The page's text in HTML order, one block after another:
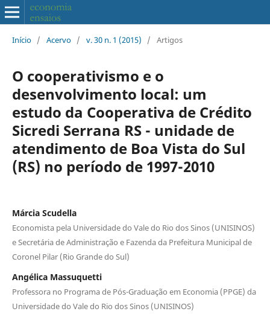
Início / Acervo / v. 30 n. 1 (2015) / Artigos
O cooperativismo e o
desenvolvimento local: um
estudo da Cooperativa de Crédito
Sicredi Serrana RS - unidade de
atendimento de Boa Vista do Sul
(RS) no período de 1997-2010
Márcia Scudella
Economista pela Universidade do Vale do Rio dos Sinos (UNISINOS)
e Secretária de Administração e Fazenda da Prefeitura Municipal de
Coronel Pilar (Rio Grande do Sul)
Angélica Massuquetti
Professora no Programa de Pós-Graduação em Economia (PPGE) da
Universidade do Vale do Rio dos Sinos (UNISINOS)